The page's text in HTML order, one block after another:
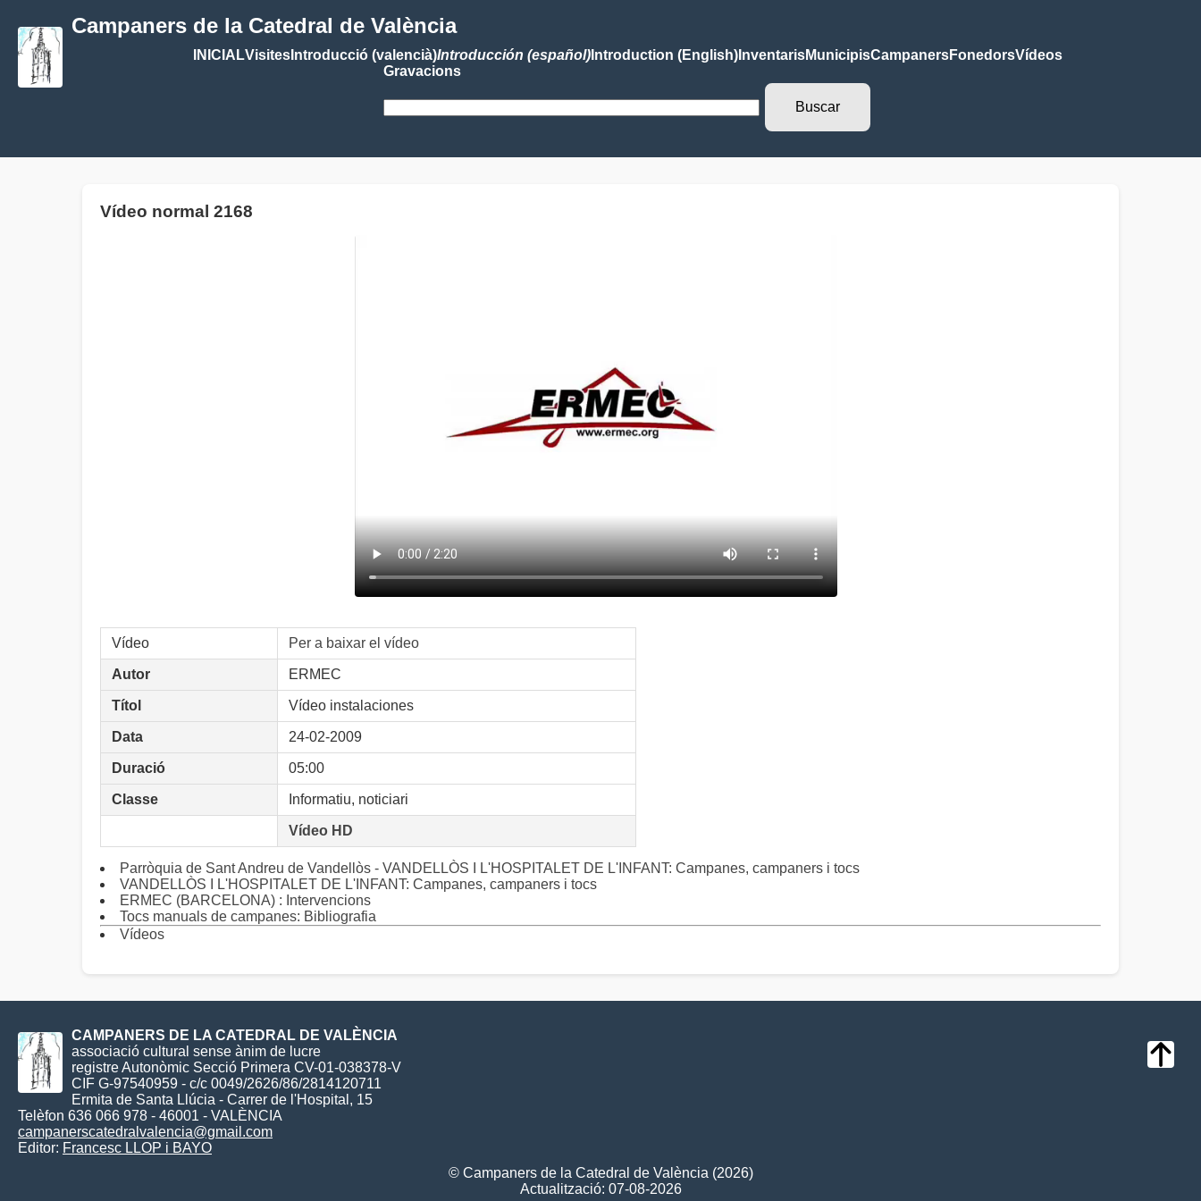
Campaners de la Catedral de València
INICIALVisitesIntroducció (valencià)Introducción (español)Introduction (English)InventarisMunicipisCampanersFonedorsVídeos
Gravacions
Vídeo normal 2168
Vídeo Per a baixar el vídeo
Autor ERMEC
Títol Vídeo instalaciones
Data 24-02-2009
Duració 05:00
Classe Informatiu, noticiari
Vídeo HD
Parròquia de Sant Andreu de Vandellòs - VANDELLÒS I L'HOSPITALET DE L'INFANT: Campanes, campaners i tocs
VANDELLÒS I L'HOSPITALET DE L'INFANT: Campanes, campaners i tocs
ERMEC (BARCELONA) : Intervencions
Tocs manuals de campanes: Bibliografia
Vídeos
CAMPANERS DE LA CATEDRAL DE VALÈNCIA
associació cultural sense ànim de lucre
registre Autonòmic Secció Primera CV-01-038378-V
CIF G-97540959 - c/c 0049/2626/86/2814120711
Ermita de Santa Llúcia - Carrer de l'Hospital, 15
Telèfon 636 066 978 - 46001 - VALÈNCIA
campanerscatedralvalencia@gmail.com
Editor: Francesc LLOP i BAYO
© Campaners de la Catedral de València (2026)
Actualització: 07-08-2026